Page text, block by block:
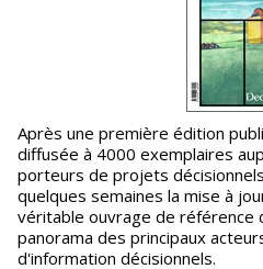
Après une première édition publiée en janvier dernier, et
diffusée à 4000 exemplaires
porteurs de projets
quelques semaines la mise à
véritable ouvrage de référence
panorama des principaux
d'information décisionnels.